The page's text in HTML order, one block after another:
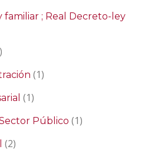
familiar ; Real Decreto-ley
(1)
(1)
Público (1)
(2)